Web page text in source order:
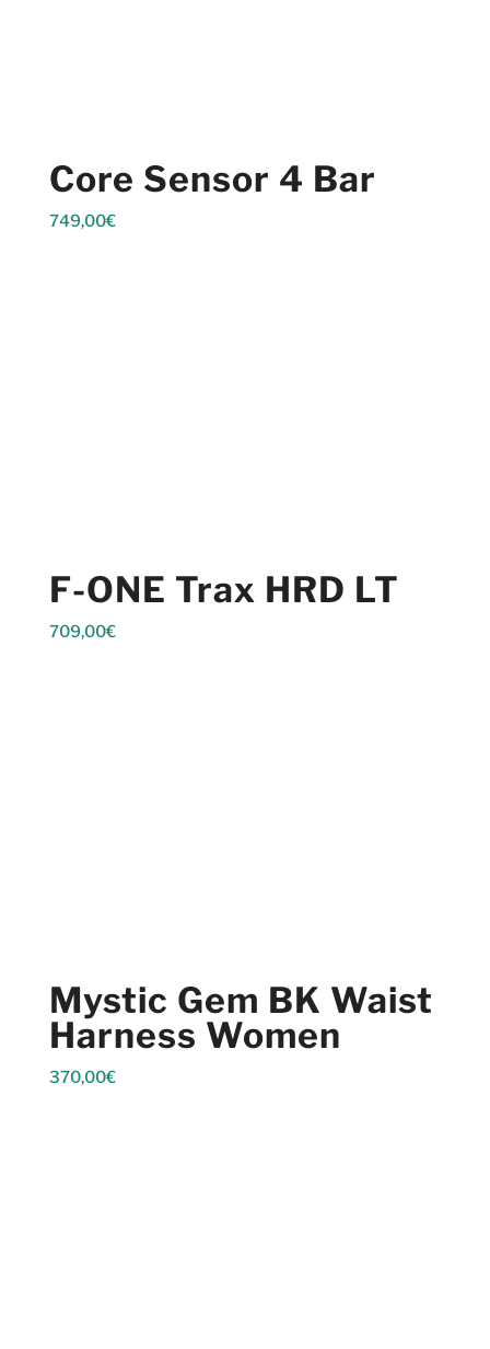
Core Sensor 4 Bar
749,00€
F-ONE Trax HRD LT
709,00€
Mystic Gem BK Waist
Harness Women
370,00€